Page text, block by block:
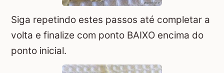
Siga repetindo estes passos até completar a
volta e finalize com ponto BAIXO encima do
ponto inicial.